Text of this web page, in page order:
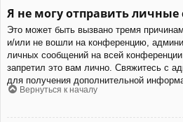
Я не могу отправить
Это может быть вызвано тремя
и/или не вошли на конференцию,
личных сообщений на всей
запретил это вам лично. Свяжитесь с
для получения дополнительной
Вернуться к началу